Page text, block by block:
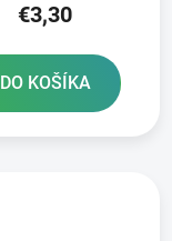
€3,30
DO KOŠÍKA